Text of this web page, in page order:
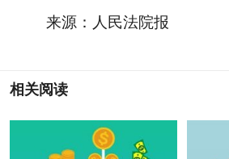
来源：人民法院报
相关阅读